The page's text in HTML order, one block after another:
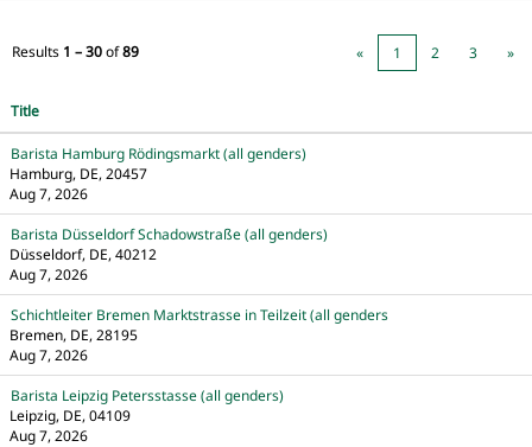
Results 1 – 30of89 « 1 2 3 »
Title
Barista Hamburg Rödingsmarkt (all genders)
Hamburg, DE, 20457
Aug 7, 2026
Barista Düsseldorf Schadowstraße (all genders)
Düsseldorf, DE, 40212
Aug 7, 2026
Schichtleiter Bremen Marktstrasse in Teilzeit (all genders
Bremen, DE, 28195
Aug 7, 2026
Barista Leipzig Petersstasse (all genders)
Leipzig, DE, 04109
Aug 7, 2026